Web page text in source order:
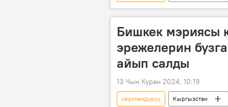
Бишкек мэриясы
эрежелерин
айып салды
13 Чын Куран 2024, 10:19
көрктөндүрүү Кыргызстан